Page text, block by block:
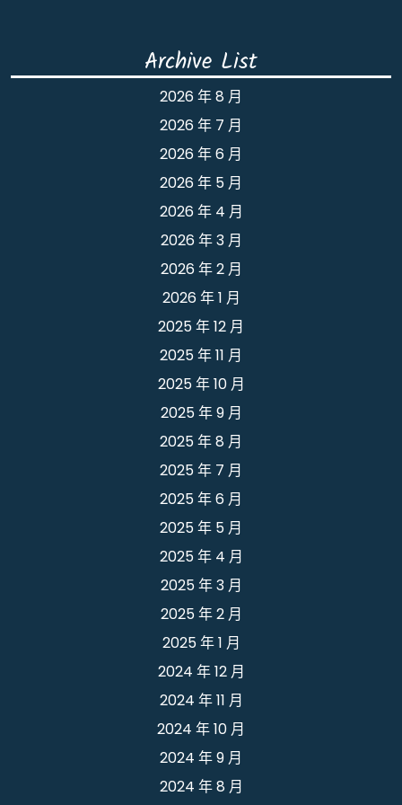
Archive List
2026 年 8 月
2026 年 7 月
2026 年 6 月
2026 年 5 月
2026 年 4 月
2026 年 3 月
2026 年 2 月
2026 年 1 月
2025 年 12 月
2025 年 11 月
2025 年 10 月
2025 年 9 月
2025 年 8 月
2025 年 7 月
2025 年 6 月
2025 年 5 月
2025 年 4 月
2025 年 3 月
2025 年 2 月
2025 年 1 月
2024 年 12 月
2024 年 11 月
2024 年 10 月
2024 年 9 月
2024 年 8 月